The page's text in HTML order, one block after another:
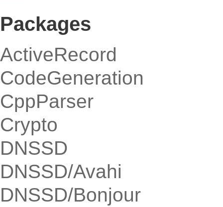
Packages
ActiveRecord
CodeGeneration
CppParser
Crypto
DNSSD
DNSSD/Avahi
DNSSD/Bonjour